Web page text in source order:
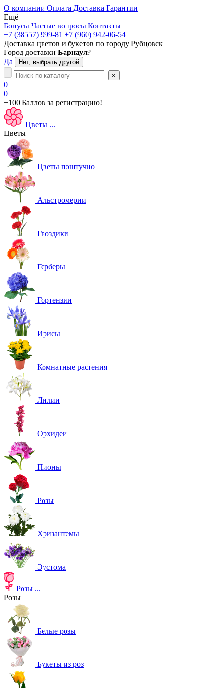
О компании Оплата Доставка Гарантии
Ещё
Бонусы Частые вопросы Контакты
+7 (38557) 999-81 +7 (960) 942-06-54
Доставка цветов и букетов по городу Рубцовск
Город доставки Барнаул?
Да
Нет, выбрать другой
×
0
0
+100 Баллов за регистрацию!
Цветы ...
Цветы
Цветы поштучно
Альстромерии
Гвоздики
Герберы
Гортензии
Ирисы
Комнатные растения
Лилии
Орхидеи
Пионы
Розы
Хризантемы
Эустома
Розы ...
Розы
Белые розы
Букеты из роз